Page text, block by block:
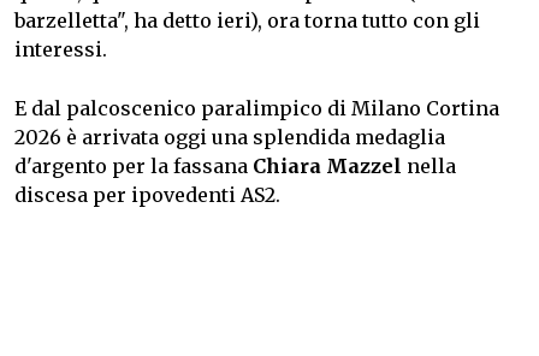
barzelletta", ha detto ieri), ora torna tutto con gli
interessi.
E dal palcoscenico paralimpico di Milano Cortina
2026 è arrivata oggi una splendida medaglia
d'argento per la fassana Chiara Mazzel nella
discesa per ipovedenti AS2.